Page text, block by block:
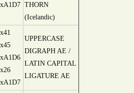
THORN
(Icelandic)
UPPERCASE
DIGRAPH AE /
LATIN CAPITAL
LIGATURE AE